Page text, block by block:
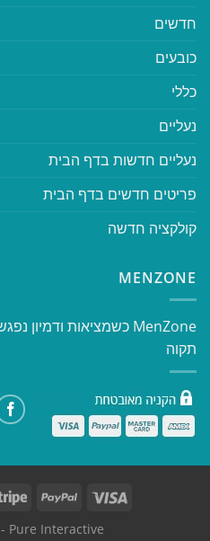
חדשים
כובעים
כללי
נעליים
נעליים חדשות בדף הבית
פריטים חדשים בדף הבית
קולקציה חדשה
MENZONE
תקוה
- Pure Interactive